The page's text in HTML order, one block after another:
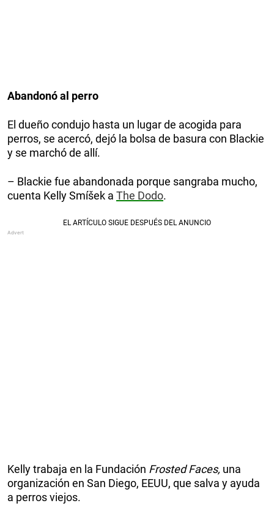
Abandonó al perro
El dueño condujo hasta un lugar de acogida para
perros, se acercó, dejó la bolsa de basura con Blackie
y se marchó de allí.
– Blackie fue abandonada porque sangraba mucho,
cuenta Kelly Smíšek a The Dodo.
Kelly trabaja en la Fundación Frosted Faces, una
organización en San Diego, EEUU, que salva y ayuda
a perros viejos.